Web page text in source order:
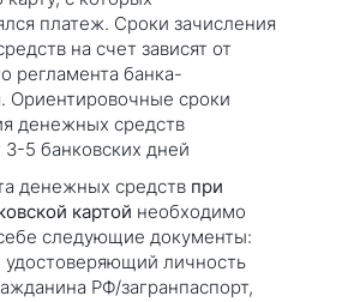
платеж. Сроки зачисления
на счет зависят от
регламента банка-
Ориентировочные сроки
денежных средств
3-5 банковских дней
денежных средств при
картой необходимо
следующие документы:
удостоверяющий личность
РФ/загранпаспорт,